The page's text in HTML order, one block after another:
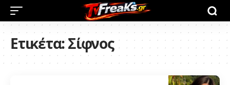
Ετικέτα:Σίφνος